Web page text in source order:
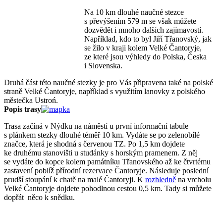
Na 10 km dlouhé naučné stezce
s převýšením 579 m se však můžete
dozvědět i mnoho dalších zajímavostí.
Například, kdo to byl Jiří Třanovský, jak
se žilo v kraji kolem Velké Čantoryje,
ze které jsou výhledy do Polska, Česka
i Slovenska.
Druhá část této naučné stezky je pro Vás připravena také na polské
straně Velké Čantoryje, například s využitím lanovky z polského
městečka Ustroń.
Popis trasy
Trasa začíná v Nýdku na náměstí u první informační tabule
s plánkem stezky dlouhé téměř 10 km. Vydáte se po zelenobílé
značce, která je shodná s červenou TZ. Po 1,5 km dojdete
ke druhému stanovišti u studánky s horským pramenem. Z něj
se vydáte do kopce kolem památníku Třanovského až ke čtvrtému
zastavení poblíž přírodní rezervace Čantoryje. Následuje poslední
prudší stoupání k chatě na malé Čantoryji. K rozhledně na vrcholu
Velké Čantoryje dojdete pohodlnou cestou 0,5 km. Tady si můžete
dopřát něco k snědku.